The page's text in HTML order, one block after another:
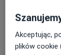
To spokojna
opowiedzieć
w jakim
Akceptując,
plików cookie